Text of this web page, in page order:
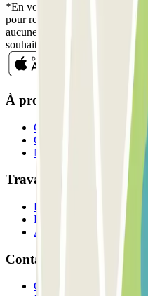
*En vous inscrivant, vous
pour recevoir des
aucune obligation, vous pouvez
souhaitez dans la même
À propos de Parclick
Qui sommes-nous ?
Comment ça marche?
Nos parkings
Travaillons ensemble?
Professionnels
Fournisseur de parking
Affiliés
Contact
Contactez-nous